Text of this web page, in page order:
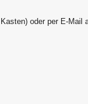
oder per E-Mail